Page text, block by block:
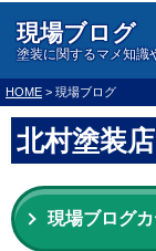
現場ブログ
塗装に関するマメ知識
HOME > 現場ブログ
北村塗装
現場ブログ